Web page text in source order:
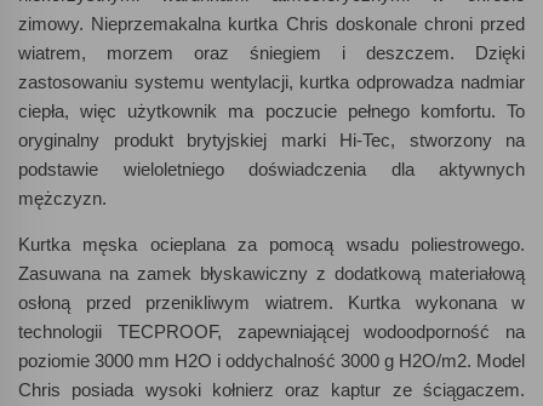
zimowy. Nieprzemakalna kurtka Chris doskonale chroni przed
wiatrem, morzem oraz śniegiem i deszczem. Dzięki
zastosowaniu systemu wentylacji, kurtka odprowadza nadmiar
ciepła, więc użytkownik ma poczucie pełnego komfortu. To
oryginalny produkt brytyjskiej marki Hi-Tec, stworzony na
podstawie wieloletniego doświadczenia dla aktywnych
mężczyzn.
Kurtka męska ocieplana za pomocą wsadu poliestrowego.
Zasuwana na zamek błyskawiczny z dodatkową materiałową
osłoną przed przenikliwym wiatrem. Kurtka wykonana w
technologii TECPROOF, zapewniającej wodoodporność na
poziomie 3000 mm H2O i oddychalność 3000 g H2O/m2. Model
Chris posiada wysoki kołnierz oraz kaptur ze ściągaczem.